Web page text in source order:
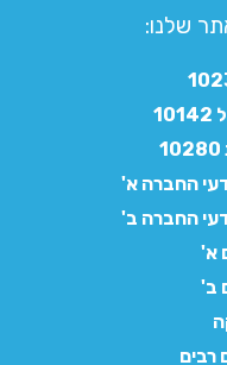
שלנו:​
החברה א'
החברה ב'
א'
ב'
רבים